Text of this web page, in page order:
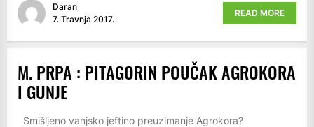
Daran
7. Travnja 2017.
READ MORE
M. PRPA : PITAGORIN POUČAK AGROKORA
I GUNJE
Smišljeno vanjsko jeftino preuzimanje Agrokora?